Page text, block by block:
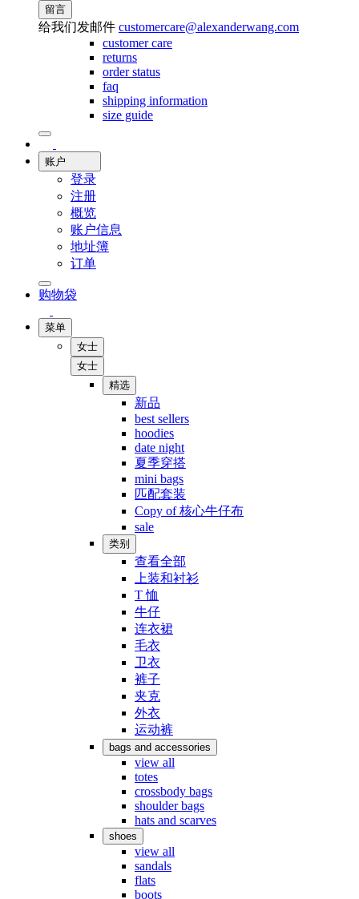
留言
给我们发邮件 customercare@alexanderwang.com
customer care
returns
order status
faq
shipping information
size guide
账户
登录
注册
概览
账户信息
地址簿
订单
购物袋
菜单
女士
女士
精选
新品
best sellers
hoodies
date night
夏季穿搭
mini bags
匹配套装
Copy of 核心牛仔布
sale
类别
查看全部
上装和衬衫
T 恤
牛仔
连衣裙
毛衣
卫衣
裤子
夹克
外衣
运动裤
bags and accessories
view all
totes
crossbody bags
shoulder bags
hats and scarves
shoes
view all
sandals
flats
boots